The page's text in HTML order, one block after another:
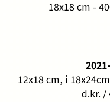
18x18 cm -
12x18 cm, i
d.kr. /